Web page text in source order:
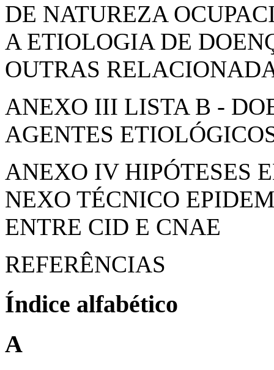
DE NATUREZA
A ETIOLOGIA DE
OUTRAS
ANEXO III LISTA B -
AGENTES
ANEXO IV HIPÓTESES
NEXO TÉCNICO
ENTRE CID E CNAE
REFERÊNCIAS
Índice alfabético
A